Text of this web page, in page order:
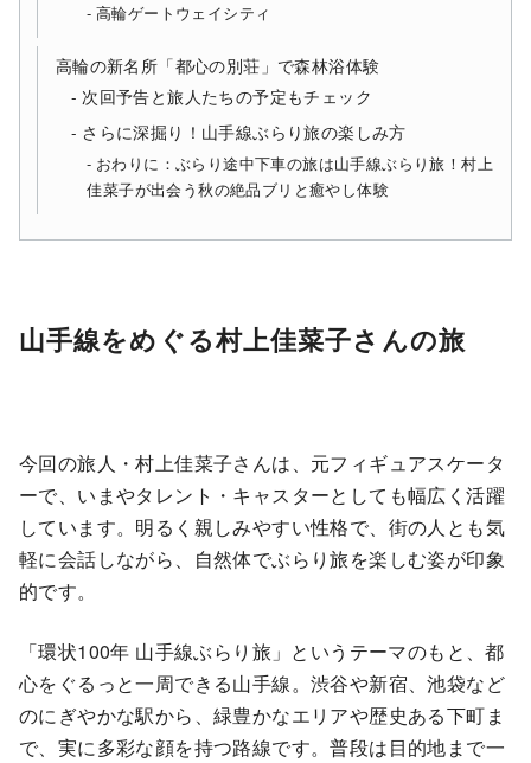
高輪ゲートウェイシティ
高輪の新名所「都心の別荘」で森林浴体験
次回予告と旅人たちの予定もチェック
さらに深掘り！山手線ぶらり旅の楽しみ方
おわりに：ぶらり途中下車の旅は山手線ぶらり旅！村上
佳菜子が出会う秋の絶品ブリと癒やし体験
山手線をめぐる村上佳菜子さんの旅
今回の旅人・村上佳菜子さんは、元フィギュアスケータ
ーで、いまやタレント・キャスターとしても幅広く活躍
しています。明るく親しみやすい性格で、街の人とも気
軽に会話しながら、自然体でぶらり旅を楽しむ姿が印象
的です。
「環状100年 山手線ぶらり旅」というテーマのもと、都
心をぐるっと一周できる山手線。渋谷や新宿、池袋など
のにぎやかな駅から、緑豊かなエリアや歴史ある下町ま
で、実に多彩な顔を持つ路線です。普段は目的地まで一